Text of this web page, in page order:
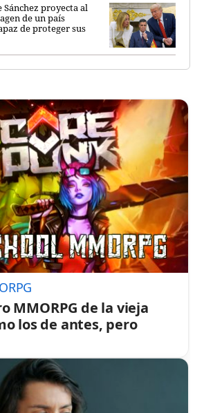
Sánchez proyecta al
de un país
de proteger sus
MMORPG de la vieja
los de antes, pero